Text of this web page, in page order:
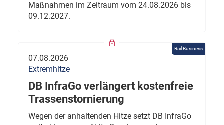
Maßnahmen im Zeitraum vom 24.08.2026 bis
09.12.2027.
Rail Business
07.08.2026
Extremhitze
DB InfraGo verlängert kostenfreie
Trassenstornierung
Wegen der anhaltenden Hitze setzt DB InfraGo